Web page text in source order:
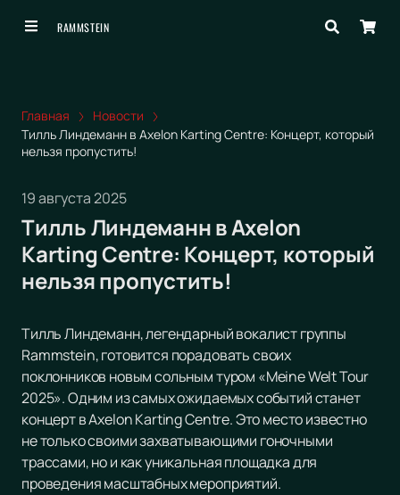
RAMMSTEIN
Главная
Новости
Тилль Линдеманн в Axelon Karting Centre: Концерт, который
нельзя пропустить!
19 августа 2025
Тилль Линдеманн в Axelon
Karting Centre: Концерт, который
нельзя пропустить!
Тилль Линдеманн, легендарный вокалист группы
Rammstein, готовится порадовать своих
поклонников новым сольным туром «Meine Welt Tour
2025». Одним из самых ожидаемых событий станет
концерт в Axelon Karting Centre. Это место известно
не только своими захватывающими гоночными
трассами, но и как уникальная площадка для
проведения масштабных мероприятий.